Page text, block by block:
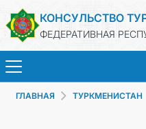
КОНСУЛЬСТВО
ФЕДЕРАТИВНАЯ
ГЛАВНАЯ ТУРКМЕНИСТАН